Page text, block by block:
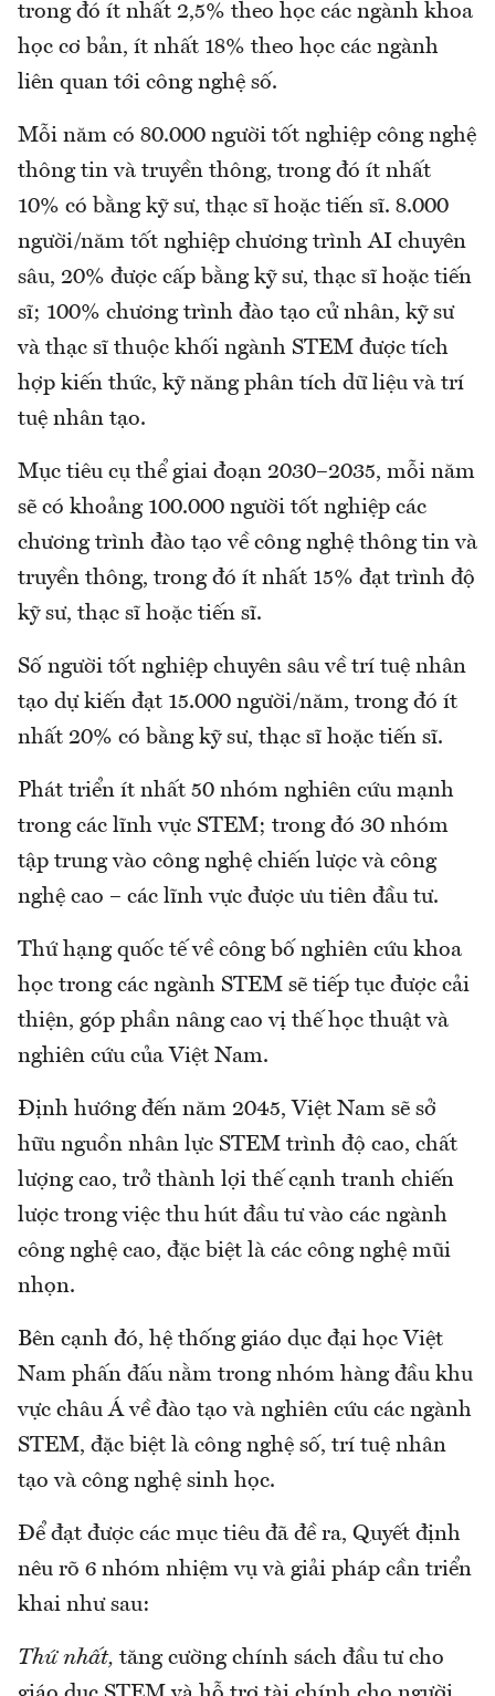
trong đó ít nhất 2,5% theo học các ngành khoa
học cơ bản, ít nhất 18% theo học các ngành
liên quan tới công nghệ số.
Mỗi năm có 80.000 người tốt nghiệp công nghệ
thông tin và truyền thông, trong đó ít nhất
10% có bằng kỹ sư, thạc sĩ hoặc tiến sĩ. 8.000
người/năm tốt nghiệp chương trình AI chuyên
sâu, 20% được cấp bằng kỹ sư, thạc sĩ hoặc tiến
sĩ; 100% chương trình đào tạo cử nhân, kỹ sư
và thạc sĩ thuộc khối ngành STEM được tích
hợp kiến thức, kỹ năng phân tích dữ liệu và trí
tuệ nhân tạo.
Mục tiêu cụ thể giai đoạn 2030–2035, mỗi năm
sẽ có khoảng 100.000 người tốt nghiệp các
chương trình đào tạo về công nghệ thông tin và
truyền thông, trong đó ít nhất 15% đạt trình độ
kỹ sư, thạc sĩ hoặc tiến sĩ.
Số người tốt nghiệp chuyên sâu về trí tuệ nhân
tạo dự kiến đạt 15.000 người/năm, trong đó ít
nhất 20% có bằng kỹ sư, thạc sĩ hoặc tiến sĩ.
Phát triển ít nhất 50 nhóm nghiên cứu mạnh
trong các lĩnh vực STEM; trong đó 30 nhóm
tập trung vào công nghệ chiến lược và công
nghệ cao – các lĩnh vực được ưu tiên đầu tư.
Thứ hạng quốc tế về công bố nghiên cứu khoa
học trong các ngành STEM sẽ tiếp tục được cải
thiện, góp phần nâng cao vị thế học thuật và
nghiên cứu của Việt Nam.
Định hướng đến năm 2045, Việt Nam sẽ sở
hữu nguồn nhân lực STEM trình độ cao, chất
lượng cao, trở thành lợi thế cạnh tranh chiến
lược trong việc thu hút đầu tư vào các ngành
công nghệ cao, đặc biệt là các công nghệ mũi
nhọn.
Bên cạnh đó, hệ thống giáo dục đại học Việt
Nam phấn đấu nằm trong nhóm hàng đầu khu
vực châu Á về đào tạo và nghiên cứu các ngành
STEM, đặc biệt là công nghệ số, trí tuệ nhân
tạo và công nghệ sinh học.
Để đạt được các mục tiêu đã đề ra, Quyết định
nêu rõ 6 nhóm nhiệm vụ và giải pháp cần triển
khai như sau:
Thứ nhất, tăng cường chính sách đầu tư cho